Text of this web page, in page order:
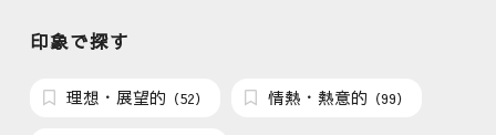
印象で探す
理想・展望的 （52） 情熱・熱意的 （99）